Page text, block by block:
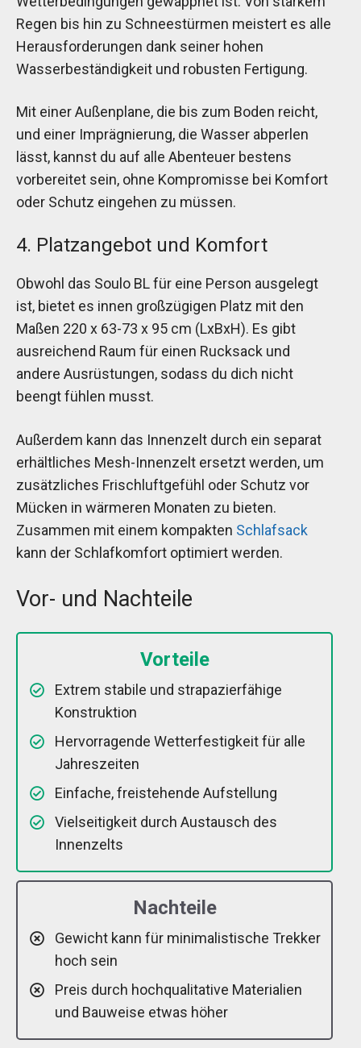
Regen bis hin zu Schneestürmen meistert es alle
Herausforderungen dank seiner hohen
Wasserbeständigkeit und robusten Fertigung.
Mit einer Außenplane, die bis zum Boden reicht,
und einer Imprägnierung, die Wasser abperlen
lässt, kannst du auf alle Abenteuer bestens
vorbereitet sein, ohne Kompromisse bei Komfort
oder Schutz eingehen zu müssen.
4. Platzangebot und Komfort
Obwohl das Soulo BL für eine Person ausgelegt
ist, bietet es innen großzügigen Platz mit den
Maßen 220 x 63-73 x 95 cm (LxBxH). Es gibt
ausreichend Raum für einen Rucksack und
andere Ausrüstungen, sodass du dich nicht
beengt fühlen musst.
Außerdem kann das Innenzelt durch ein separat
erhältliches Mesh-Innenzelt ersetzt werden, um
zusätzliches Frischluftgefühl oder Schutz vor
Mücken in wärmeren Monaten zu bieten.
Zusammen mit einem kompakten Schlafsack
kann der Schlafkomfort optimiert werden.
Vor- und Nachteile
Vorteile
Extrem stabile und strapazierfähige
Konstruktion
Hervorragende Wetterfestigkeit für alle
Jahreszeiten
Einfache, freistehende Aufstellung
Vielseitigkeit durch Austausch des
Innenzelts
Nachteile
Gewicht kann für minimalistische Trekker
hoch sein
Preis durch hochqualitative Materialien
und Bauweise etwas höher